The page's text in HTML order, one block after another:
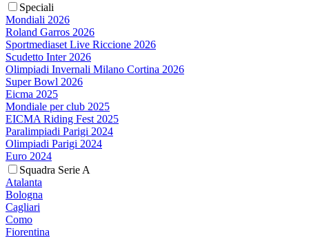
Speciali
Mondiali 2026
Roland Garros 2026
Sportmediaset Live Riccione 2026
Scudetto Inter 2026
Olimpiadi Invernali Milano Cortina 2026
Super Bowl 2026
Eicma 2025
Mondiale per club 2025
EICMA Riding Fest 2025
Paralimpiadi Parigi 2024
Olimpiadi Parigi 2024
Euro 2024
Squadra Serie A
Atalanta
Bologna
Cagliari
Como
Fiorentina